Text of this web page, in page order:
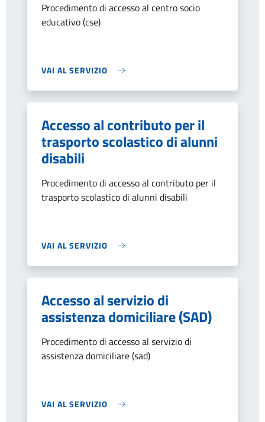
Procedimento di accesso al centro socio
educativo (cse)
VAI AL SERVIZIO
Accesso al contributo per il
trasporto scolastico di alunni
disabili
Procedimento di accesso al contributo per il
trasporto scolastico di alunni disabili
VAI AL SERVIZIO
Accesso al servizio di
assistenza domiciliare (SAD)
Procedimento di accesso al servizio di
assistenza domiciliare (sad)
VAI AL SERVIZIO